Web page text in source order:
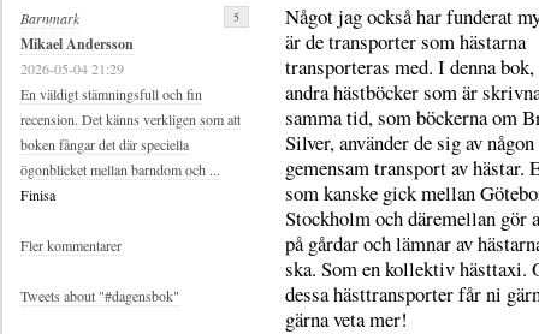
Något jag också har funderat
är de transporter som hästarna
transporteras med. I denna
andra hästböcker som är
samma tid, som böckerna om
Silver, använder de sig av
gemensam transport av hästar.
som kanske gick mellan
Stockholm och däremellan gör
på gårdar och lämnar av
ska. Som en kollektiv hästtaxi.
dessa hästtransporter får ni
gärna veta mer!
Barnmark
Mikael Andersson
2026-05-04 21:29
En väldigt stämningsfull och fin
recension. Det känns verkligen som att
boken fångar det där speciella
ögonblicket mellan barndom och ...
Finisa
5
Fler kommentarer
Tweets about "#dagensbok"